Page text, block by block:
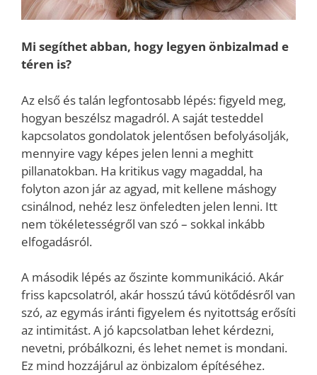
Mi segíthet abban, hogy legyen önbizalmad e
téren is?
Az első és talán legfontosabb lépés: figyeld meg,
hogyan beszélsz magadról. A saját testeddel
kapcsolatos gondolatok jelentősen befolyásolják,
mennyire vagy képes jelen lenni a meghitt
pillanatokban. Ha kritikus vagy magaddal, ha
folyton azon jár az agyad, mit kellene máshogy
csinálnod, nehéz lesz önfeledten jelen lenni. Itt
nem tökéletességről van szó – sokkal inkább
elfogadásról.
A második lépés az őszinte kommunikáció. Akár
friss kapcsolatról, akár hosszú távú kötődésről van
szó, az egymás iránti figyelem és nyitottság erősíti
az intimitást. A jó kapcsolatban lehet kérdezni,
nevetni, próbálkozni, és lehet nemet is mondani.
Ez mind hozzájárul az önbizalom építéséhez.